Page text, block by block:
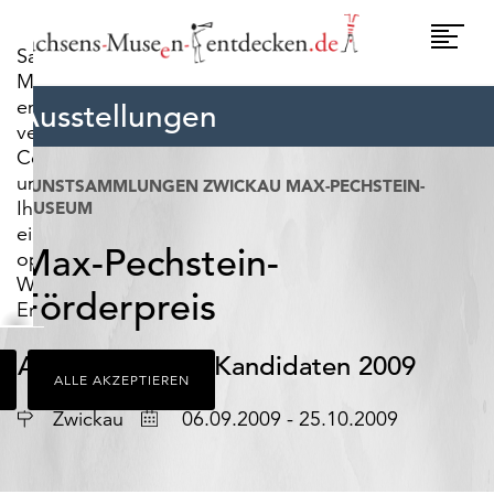
Sachsens-
Museen-
entdecken.de
verwendet
Cookies,
um
Ihnen
ein
optimales
Webseiten-
Erlebnis
zu
bieten.
Dazu
zählen
Cookies,
für
ALLE AKZEPTIEREN
Ausstellungen
KUNSTSAMMLUNGEN ZWICKAU MAX-PECHSTEIN-
MUSEUM
Max-Pechstein-
Förderpreis
Ausstellung der Kandidaten 2009
Ort Zwickau Datum06.09.2009 - 25.10.2009